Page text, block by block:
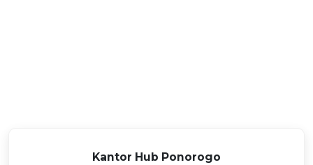
Kantor Hub Ponorogo